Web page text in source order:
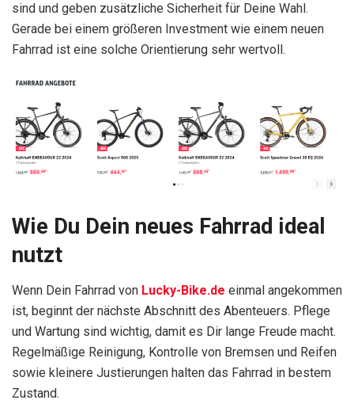
sind und geben zusätzliche Sicherheit für Deine Wahl.
Gerade bei einem größeren Investment wie einem neuen
Fahrrad ist eine solche Orientierung sehr wertvoll.
Wie Du Dein neues Fahrrad ideal
nutzt
Wenn Dein Fahrrad von Lucky-Bike.de einmal angekommen
ist, beginnt der nächste Abschnitt des Abenteuers. Pflege
und Wartung sind wichtig, damit es Dir lange Freude macht.
Regelmäßige Reinigung, Kontrolle von Bremsen und Reifen
sowie kleinere Justierungen halten das Fahrrad in bestem
Zustand.